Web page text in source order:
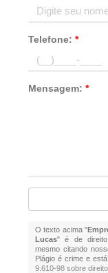
Telefone:*
Mensagem:*
O texto acima "
Lucas" é de direito
mesmo citando
Plágio é crime e
9.610-98 sobre